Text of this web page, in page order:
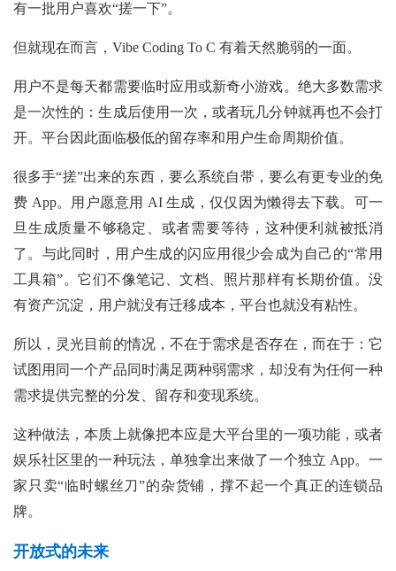
有一批用户喜欢“搓一下”。
但就现在而言，Vibe Coding To C 有着天然脆弱的一面。
用户不是每天都需要临时应用或新奇小游戏。绝大多数需求
是一次性的：生成后使用一次，或者玩几分钟就再也不会打
开。平台因此面临极低的留存率和用户生命周期价值。
很多手“搓”出来的东西，要么系统自带，要么有更专业的免
费 App。用户愿意用 AI 生成，仅仅因为懒得去下载。可一
旦生成质量不够稳定、或者需要等待，这种便利就被抵消
了。与此同时，用户生成的闪应用很少会成为自己的“常用
工具箱”。它们不像笔记、文档、照片那样有长期价值。没
有资产沉淀，用户就没有迁移成本，平台也就没有粘性。
所以，灵光目前的情况，不在于需求是否存在，而在于：它
试图用同一个产品同时满足两种弱需求，却没有为任何一种
需求提供完整的分发、留存和变现系统。
这种做法，本质上就像把本应是大平台里的一项功能，或者
娱乐社区里的一种玩法，单独拿出来做了一个独立 App。一
家只卖“临时螺丝刀”的杂货铺，撑不起一个真正的连锁品
牌。
开放式的未来